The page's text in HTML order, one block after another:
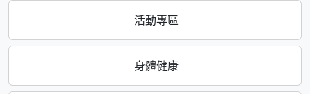
活動專區
身體健康